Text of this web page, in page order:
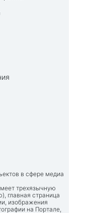
в сфере медиа
трехязычную
главная страница
изображения
на Портале,